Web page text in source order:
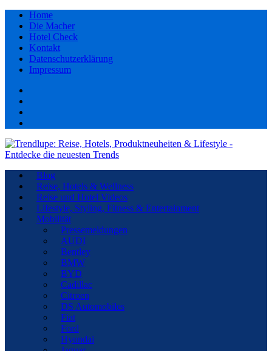
Home
Die Macher
Hotel Check
Kontakt
Datenschutzerklärung
Impressum
Blog
Reise, Hotels & Wellness
Reise und Hotel Videos
Lifestyle, Styling, Fitness & Entertainment
Mobilität
Pressemeldungen
AUDI
Bentley
BMW
BYD
Cadillac
Citroen
DS Automobiles
Fiat
Ford
Hyundai